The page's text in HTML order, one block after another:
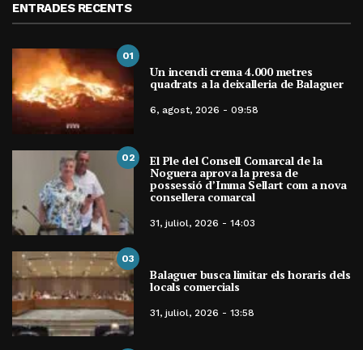
ENTRADES RECENTS
01
Un incendi crema 4.000 metres
quadrats a la deixalleria de Balaguer
6, agost, 2026 - 09:58
02 El Ple del Consell Comarcal de la
Noguera aprova la presa de
possessió d’Imma Sellart com a nova
consellera comarcal
31, juliol, 2026 - 14:03
03
Balaguer busca limitar els horaris dels
locals comercials
31, juliol, 2026 - 13:58